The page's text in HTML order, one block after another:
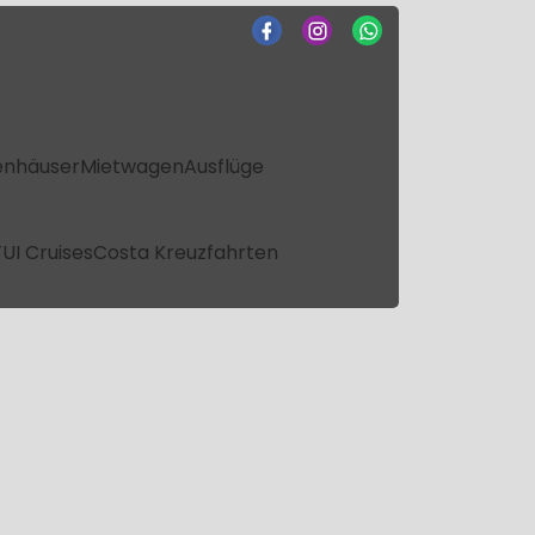
MietwagenAusflüge
CruisesCosta Kreuzfahrten